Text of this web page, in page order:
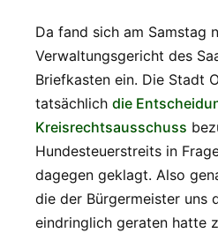
Da fand sich am Samstag
Verwaltungsgericht des
Briefkasten ein. Die Stadt
tatsächlich die
Kreisrechtsausschuss
Hundesteuerstreits in
dagegen geklagt. Also
die der Bürgermeister uns
eindringlich geraten hatte